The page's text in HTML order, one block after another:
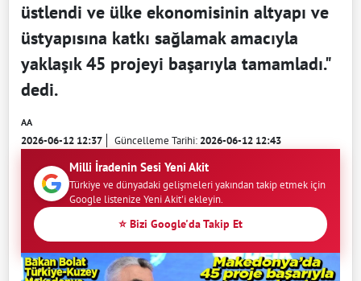
üstlendi ve ülke ekonomisinin altyapı ve
üstyapısına katkı sağlamak amacıyla
yaklaşık 45 projeyi başarıyla tamamladı."
dedi.
AA
2026-06-12 12:37 Güncelleme Tarihi:2026-06-12 12:43
Milli İradenin Sesi Yeni Akit
Türkiye ve dünyadaki gelişmeleri yakından takip etmek için
Google listenize Yeni Akit'i ekleyin.
⭐ Bizi Google'da Takip Et